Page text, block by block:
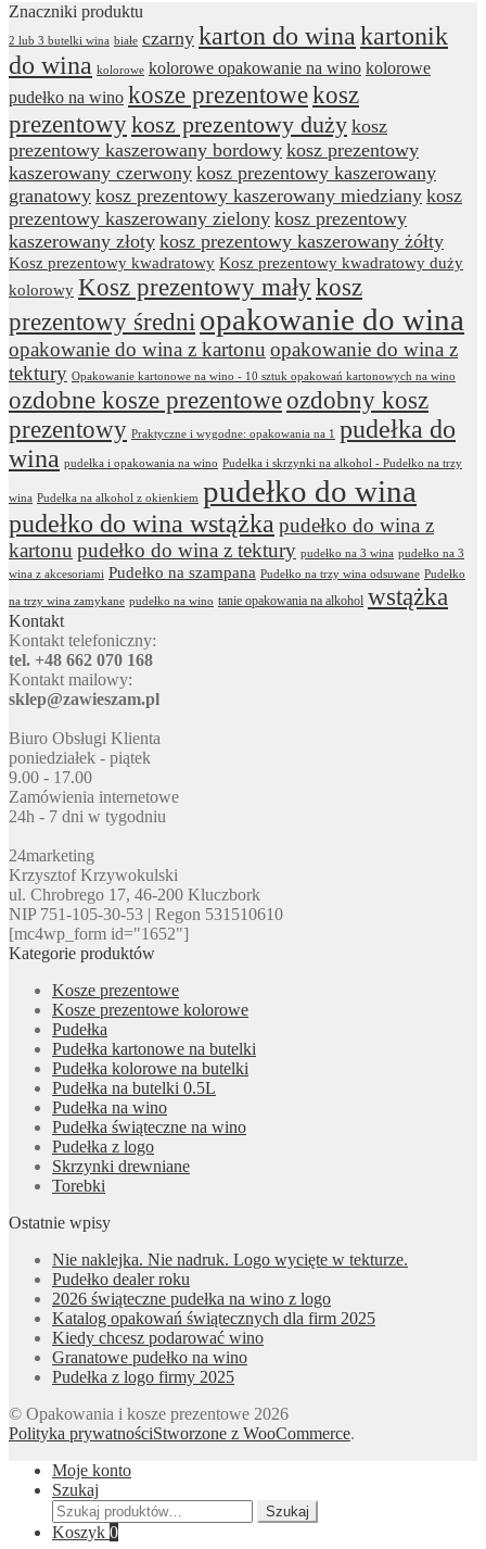
Znaczniki produktu
2 lub 3 butelki wina białe czarny karton do wina kartonik
do wina kolorowe kolorowe opakowanie na wino kolorowe
pudełko na wino kosze prezentowekosz
prezentowykosz prezentowy duży kosz
prezentowy kaszerowany bordowy kosz prezentowy
kaszerowany czerwony kosz prezentowy kaszerowany
granatowy kosz prezentowy kaszerowany miedziany kosz
prezentowy kaszerowany zielony kosz prezentowy
kaszerowany złoty kosz prezentowy kaszerowany żółty
Kosz prezentowy kwadratowy Kosz prezentowy kwadratowy duży
kolorowy Kosz prezentowy małykosz
prezentowy średni opakowanie do wina
opakowanie do wina z kartonu opakowanie do wina z
tektury Opakowanie kartonowe na wino - 10 sztuk opakowań kartonowych na wino
ozdobne kosze prezentoweozdobny kosz
prezentowy Praktyczne i wygodne: opakowania na 1
pudełka do
wina pudełka i opakowania na wino Pudełka i skrzynki na alkohol - Pudełko na trzy
wina Pudełka na alkohol z okienkiem pudełko do wina
pudełko do wina wstążka pudełko do wina z
kartonu pudełko do wina z tektury pudełko na 3 wina pudełko na 3
wina z akcesoriami Pudełko na szampana Pudełko na trzy wina odsuwane Pudełko
na trzy wina zamykane pudełko na wino tanie opakowania na alkohol wstążka
Kontakt
Kontakt telefoniczny:
tel. +48 662 070 168
Kontakt mailowy:
sklep@zawieszam.pl
Biuro Obsługi Klienta
poniedziałek - piątek
9.00 - 17.00
Zamówienia internetowe
24h - 7 dni w tygodniu
24marketing
Krzysztof Krzywokulski
ul. Chrobrego 17, 46-200 Kluczbork
NIP 751-105-30-53 | Regon 531510610
[mc4wp_form id="1652"]
Kategorie produktów
Kosze prezentowe
Kosze prezentowe kolorowe
Pudełka
Pudełka kartonowe na butelki
Pudełka kolorowe na butelki
Pudełka na butelki 0.5L
Pudełka na wino
Pudełka świąteczne na wino
Pudełka z logo
Skrzynki drewniane
Torebki
Ostatnie wpisy
Nie naklejka. Nie nadruk. Logo wycięte w tekturze.
Pudełko dealer roku
2026 świąteczne pudełka na wino z logo
Katalog opakowań świątecznych dla firm 2025
Kiedy chcesz podarować wino
Granatowe pudełko na wino
Pudełka z logo firmy 2025
© Opakowania i kosze prezentowe 2026
Polityka prywatnościStworzone z WooCommerce.
Moje konto
Szukaj
Szukaj:
Szukaj
Koszyk 0